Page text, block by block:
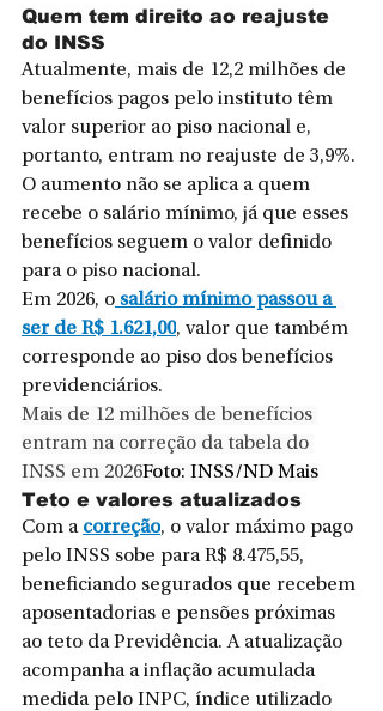
Quem tem direito ao reajuste
do INSS
Atualmente, mais de 12,2 milhões de
benefícios pagos pelo instituto têm
valor superior ao piso nacional e,
portanto, entram no reajuste de 3,9%.
O aumento não se aplica a quem
recebe o salário mínimo, já que esses
benefícios seguem o valor definido
para o piso nacional.
Em 2026, o salário mínimo passou a
ser de R$ 1.621,00, valor que também
corresponde ao piso dos benefícios
previdenciários.
Mais de 12 milhões de benefícios
entram na correção da tabela do
INSS em 2026Foto: INSS/ND Mais
Teto e valores atualizados
Com a correção, o valor máximo pago
pelo INSS sobe para R$ 8.475,55,
beneficiando segurados que recebem
aposentadorias e pensões próximas
ao teto da Previdência. A atualização
acompanha a inflação acumulada
medida pelo INPC, índice utilizado